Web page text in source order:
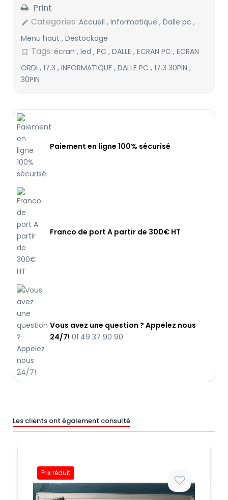
Print
edit Categories: Accueil , Informatique , Dalle pc ,
Menu haut , Destockage
bookmark_border Tags: écran , led , PC , DALLE , ECRAN PC , ECRAN
ORDI , 17.3 , INFORMATIQUE , DALLE PC , 17.3 30PIN ,
30PIN
Paiement en ligne 100% sécurisé
Franco de port A partir de 300€ HT
Vous avez une question ? Appelez nous
24/7! 01 49 37 90 90
Les clients ont également consulté
Prix réduit
Prix